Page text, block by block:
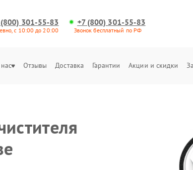
301-55-83
с 10:00 до 20:00
+7 (800) 301-55-83
Звонок бесплатный по РФ
Отзывы Доставка Гарантии Акции и скидки